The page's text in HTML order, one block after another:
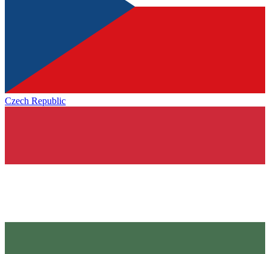
Czech Republic